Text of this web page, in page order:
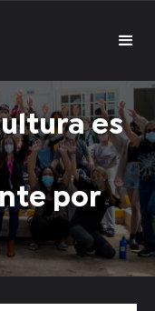
es
por